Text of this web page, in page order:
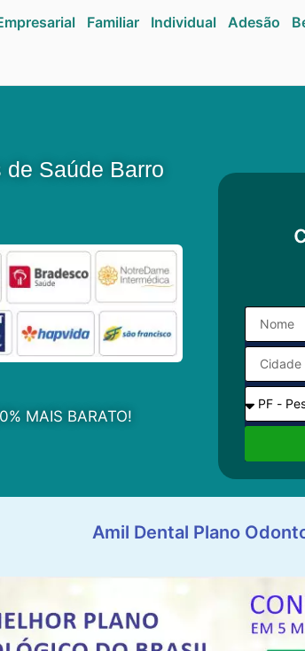
Familiar Individual Adesão
Saúde Barro
MAIS BARATO!
Amil Dental Plano